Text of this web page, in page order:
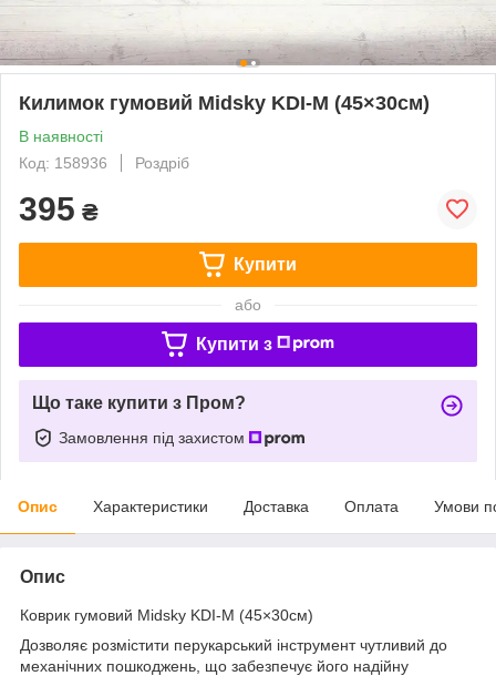
Килимок гумовий Midsky KDI-M (45×30см)
В наявності
Код: 158936
Роздріб
395 ₴
Купити
або
Купити з
Що таке купити з Пром?
Замовлення під захистом
Опис Характеристики Доставка Оплата Умови
Опис
Коврик гумовий Midsky KDI-M (45×30см)
Дозволяє розмістити перукарський інструмент чутливий до
механічних пошкоджень, що забезпечує його надійну